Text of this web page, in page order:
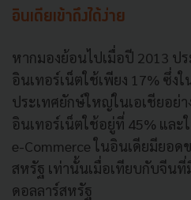
อินเดียเข้าถึงได้ง่าย
หากมองย้อนไปเมื่อปี 2013 ป
อินเทอร์เน็ตใช้เพียง 17% ซึ่ง
ประเทศยักษ์ใหญ่ในเอเชียอย่
อินเทอร์เน็ตใช้อยู่ที่ 45% และ
e-Commerce ในอินเดียมียอด
สหรัฐ เท่านั้นเมื่อเทียบกับจีนที่
ดอลลาร์สหรัฐ